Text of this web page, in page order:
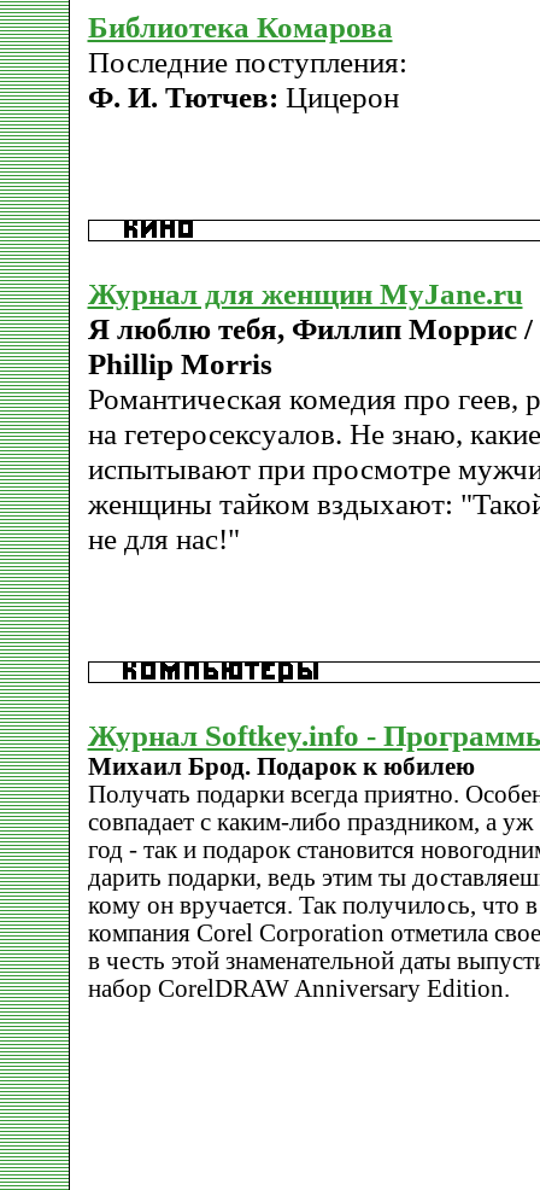
Библиотека Комарова
Последние поступления:
Ф. И. Тютчев: Цицерон
Журнал для женщин MyJane.ru
Я люблю тебя, Филлип Моррис /
Phillip Morris
Романтическая комедия про геев,
на гетеросексуалов. Не знаю,
испытывают при просмотре
женщины тайком вздыхают:
не для нас!"
Журнал Softkey.info -
Михаил Брод. Подарок к юбилею
Получать подарки всегда приятно.
совпадает с каким-либо праздником, а
год - так и подарок становится
дарить подарки, ведь этим ты
кому он вручается. Так получилось, что
компания Corel Corporation отметила
в честь этой знаменательной даты
набор CorelDRAW Anniversary Edition.